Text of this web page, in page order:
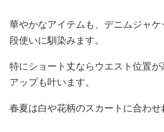
華やかなアイテムも、デニムジャ
段使いに馴染みます。
特にショート丈ならウエスト位置
アップも叶います。
春夏は白や花柄のスカートに合わせ